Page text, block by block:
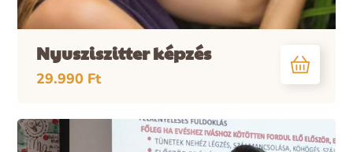
Nyusziszitter képzés
29.990 Ft